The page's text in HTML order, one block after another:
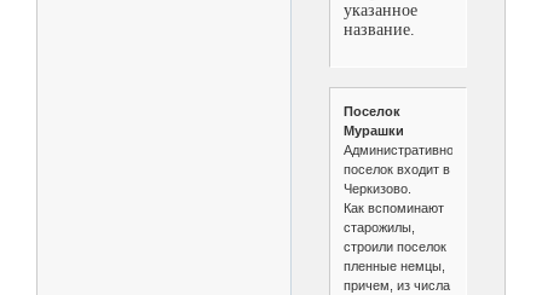
указанное
название.
Поселок
Мурашки
Административно
поселок входит в
Черкизово.
Как вспоминают
старожилы,
строили поселок
пленные немцы,
причем, из числа